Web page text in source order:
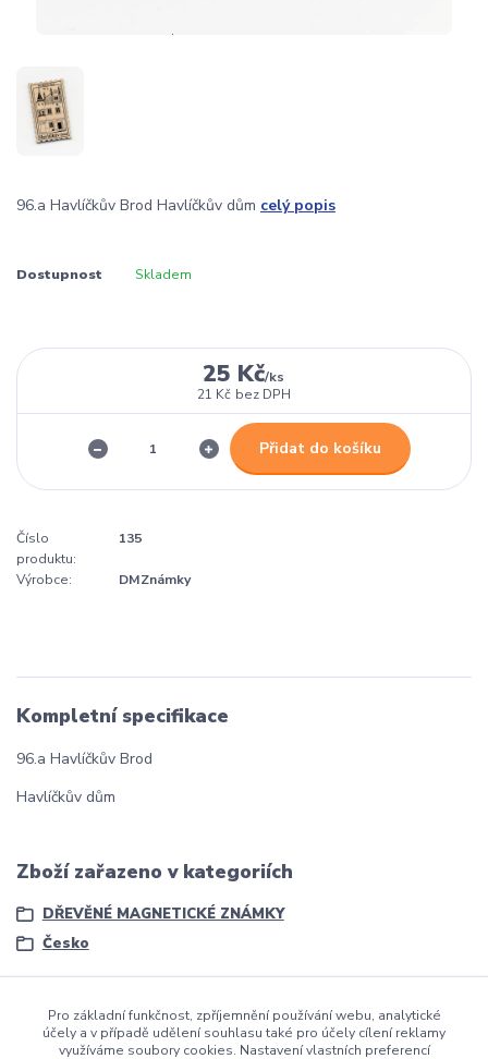
96.a Havlíčkův Brod Havlíčkův dům celý popis
Dostupnost Skladem
25 Kč/ks
21 Kč bez DPH
Přidat do košíku
Číslo
produktu:
135
Výrobce: DMZnámky
Kompletní specifikace
96.a Havlíčkův Brod
Havlíčkův dům
Zboží zařazeno v kategoriích
DŘEVĚNÉ MAGNETICKÉ ZNÁMKY
Česko
Pro základní funkčnost, zpříjemnění používání webu, analytické
účely a v případě udělení souhlasu také pro účely cílení reklamy
využíváme soubory cookies. Nastavení vlastních preferencí